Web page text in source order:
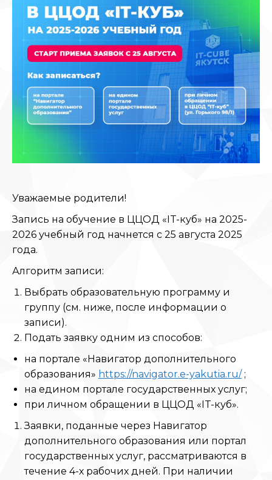
Уважаемые родители!
Запись на обучение в ЦЦОД «IT-куб» на 2025-
2026 учебный год начнется с 25 августа 2025
года.
Алгоритм записи:
Выбрать образовательную программу и
группу (см. ниже, после информации о
записи).
Подать заявку одним из способов:
на портале «Навигатор дополнительного
образования» https://navigator.e-yakutia.ru/;
на едином портале государственных услуг;
при личном обращении в ЦЦОД «IT-куб».
Заявки, поданные через Навигатор
дополнительного образования или портал
государственных услуг, рассматриваются в
течение 4-х рабочих дней. При наличии